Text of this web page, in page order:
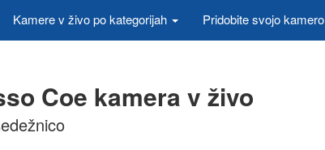
Kamere v živo po kategorijah Pridobite svojo kamero
Coe kamera v živo